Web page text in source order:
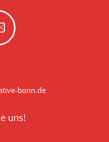
bonn.de
uns!